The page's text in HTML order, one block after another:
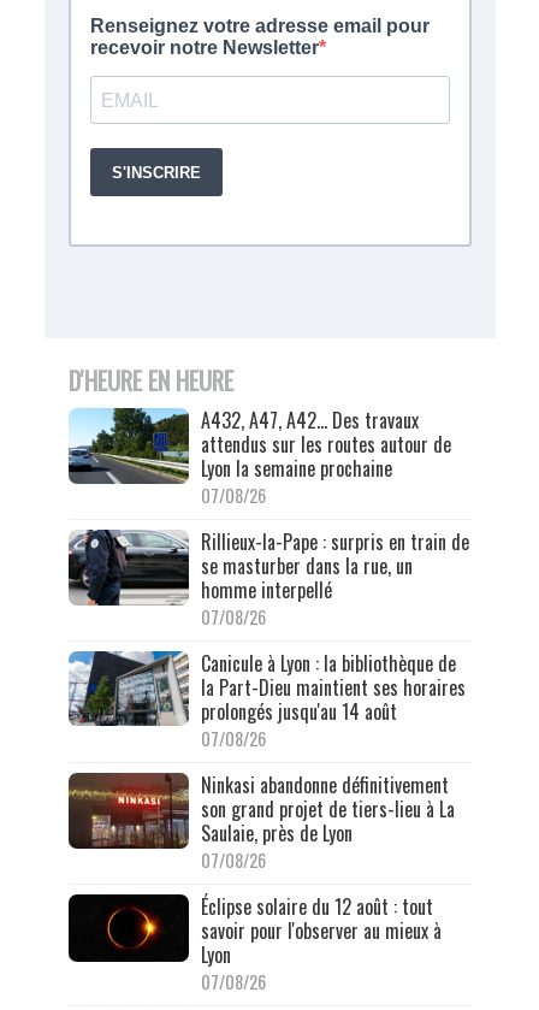
D'HEURE EN HEURE
A432, A47, A42… Des travaux
attendus sur les routes autour de
Lyon la semaine prochaine
07/08/26
Rillieux-la-Pape : surpris en train de
se masturber dans la rue, un
homme interpellé
07/08/26
Canicule à Lyon : la bibliothèque de
la Part-Dieu maintient ses horaires
prolongés jusqu'au 14 août
07/08/26
Ninkasi abandonne définitivement
son grand projet de tiers-lieu à La
Saulaie, près de Lyon
07/08/26
Éclipse solaire du 12 août : tout
savoir pour l'observer au mieux à
Lyon
07/08/26